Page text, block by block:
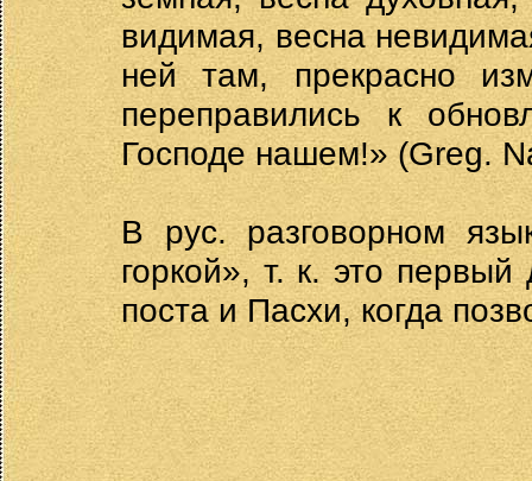
видимая, весна
ней там, прекрасно
переправились к
Господе нашем!» (Greg.
В рус. разговорном
горкой», т. к. это
поста и Пасхи, когда